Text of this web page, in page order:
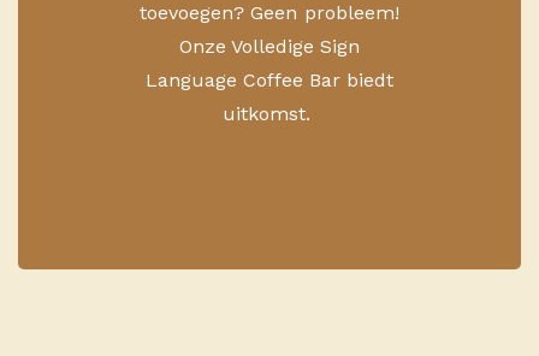
toevoegen? Geen probleem!
Onze Volledige Sign
Language Coffee Bar biedt
uitkomst.